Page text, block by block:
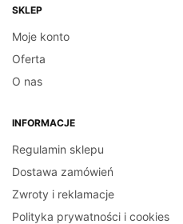
SKLEP
Moje konto
Oferta
O nas
INFORMACJE
Regulamin sklepu
Dostawa zamówień
Zwroty i reklamacje
Polityka prywatności i cookies